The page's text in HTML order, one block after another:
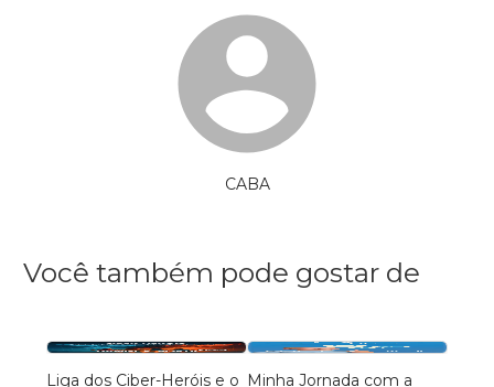
CABA
Você também pode gostar de
Liga dos Ciber-Heróis e o Minha Jornada com a